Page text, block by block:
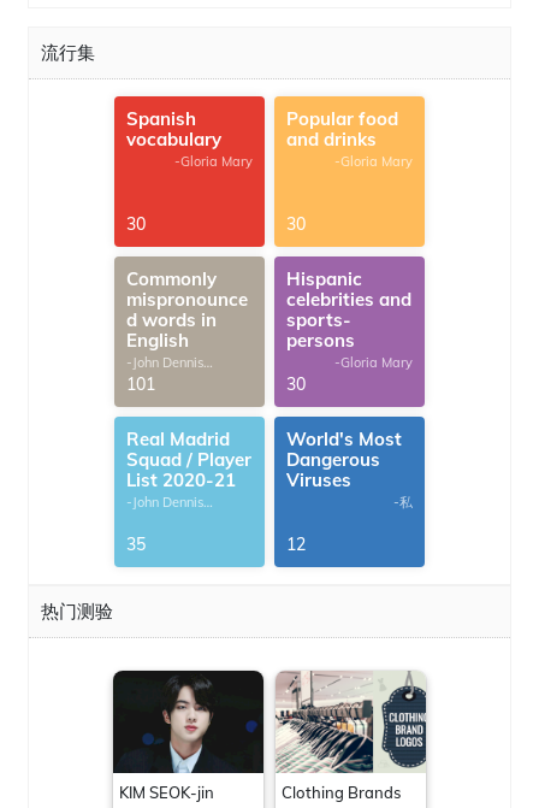
流行集
Spanish
vocabulary
-Gloria Mary
30
Popular food
and drinks
-Gloria Mary
30
Commonly
mispronounce
d words in
English
-John Dennis
G.Thomas
101
Hispanic
celebrities and
sports-
persons
-Gloria Mary
30
Real Madrid
Squad / Player
List 2020-21
-John Dennis
35
World's Most
Dangerous
Viruses
-私
12
热门测验
KIM SEOK-jin
Clothing Brands